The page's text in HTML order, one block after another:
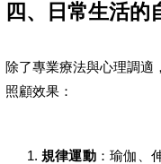
四、日常生活的
除了專業療法與心理調適
照顧效果：
規律運動：瑜伽、